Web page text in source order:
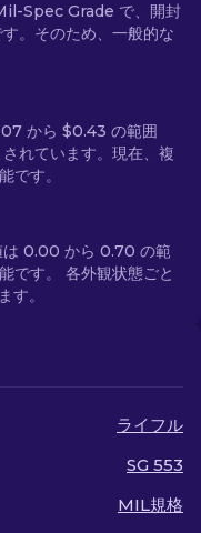
Spec Grade で、開封
。そのため、一般的な
から $0.43 の範囲
れています。現在、複
です。
0.00 から 0.70 の範
です。 各外観状態ごと
。
ライフル
SG 553
MIL規格